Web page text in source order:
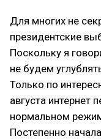
Для многих не
президентские
Поскольку я
не будем
Только по
августа интернет
нормальном
Постепенно